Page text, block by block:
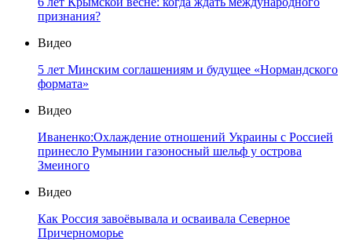
признания?
Видео
5 лет Минским соглашениям и будущее «Нормандского
формата»
Видео
Иваненко:Охлаждение отношений Украины с Россией
принесло Румынии газоносный шельф у острова
Змеиного
Видео
Как Россия завоёвывала и осваивала Северное
Причерноморье